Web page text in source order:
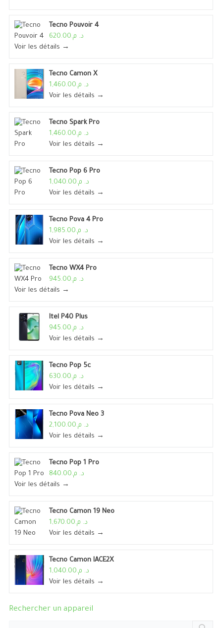
Tecno Pouvoir 4
د. م.620.00
Voir les détails →
Tecno Camon X
د. م.1,460.00
Voir les détails →
Tecno Spark Pro
د. م.1,460.00
Voir les détails →
Tecno Pop 6 Pro
د. م.1,040.00
Voir les détails →
Tecno Pova 4 Pro
د. م.1,985.00
Voir les détails →
Tecno WX4 Pro
د. م.945.00
Voir les détails →
Itel P40 Plus
د. م.945.00
Voir les détails →
Tecno Pop 5c
د. م.630.00
Voir les détails →
Tecno Pova Neo 3
د. م.2,100.00
Voir les détails →
Tecno Pop 1 Pro
د. م.840.00
Voir les détails →
Tecno Camon 19 Neo
د. م.1,670.00
Voir les détails →
Tecno Camon IACE2X
د. م.1,040.00
Voir les détails →
Rechercher un appareil